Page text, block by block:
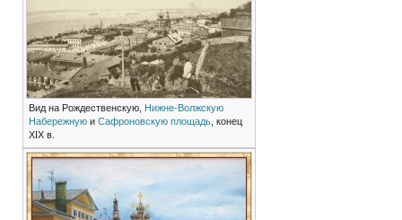
Вид на Рождественскую,
Нижне-Волжскую
Набережнуюи Сафроновскую площадь, конец
XIX в.